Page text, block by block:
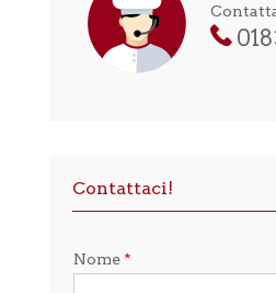
Contattaci!
Nome *